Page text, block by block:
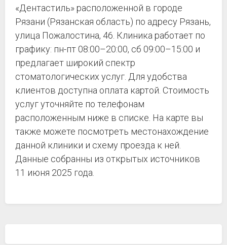
«Дентастиль» расположенной в городе
Рязани (Рязанская область) по адресу Рязань,
улица Пожалостина, 46. Клиника работает по
графику: пн-пт 08:00–20:00, сб 09:00–15:00 и
предлагает широкий спектр
стоматологических услуг. Для удобства
клиентов доступна оплата картой. Стоимость
услуг уточняйте по телефонам
расположенным ниже в списке. На карте вы
также можете посмотреть местонахождение
данной клиники и схему проезда к ней.
Данные собранны из открытых источников
11 июня 2025 года.